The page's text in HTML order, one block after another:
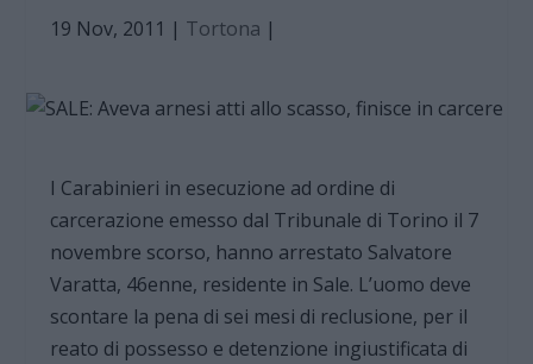
19 Nov, 2011 | Tortona |
I Carabinieri in esecuzione ad ordine di
carcerazione emesso dal Tribunale di Torino il 7
novembre scorso, hanno arrestato Salvatore
Varatta, 46enne, residente in Sale. L’uomo deve
scontare la pena di sei mesi di reclusione, per il
reato di possesso e detenzione ingiustificata di